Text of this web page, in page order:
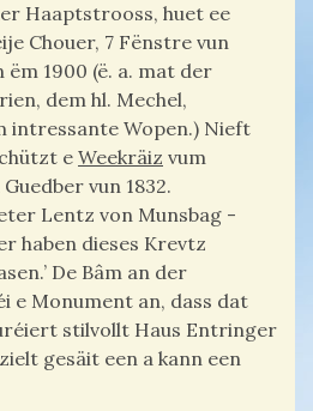
Haaptstrooss, huet ee
Chouer, 7 Fënstre vun
1900 (ë. a. mat der
dem hl. Mechel,
intressante Wopen.) Nieft
e Weekräiz vum
vun 1832.
Lentz von Munsbag -
haben dieses Krevtz
De Bâm an der
e Monument an, dass dat
stilvollt Haus Entringer
gesäit een a kann een